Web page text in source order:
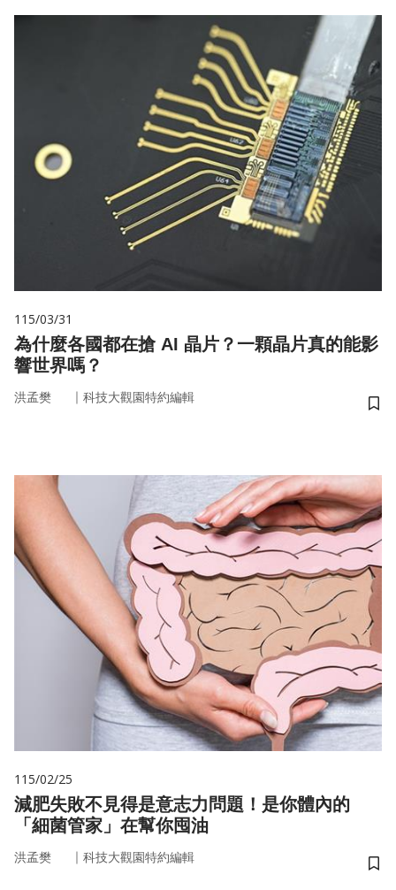
115/03/31
為什麼各國都在搶 AI 晶片？一顆晶片真的能影
響世界嗎？
洪孟樊 ｜ 科技大觀園特約編輯
儲
115/02/25
減肥失敗不見得是意志力問題！是你體內的
「細菌管家」在幫你囤油
洪孟樊 ｜ 科技大觀園特約編輯
儲